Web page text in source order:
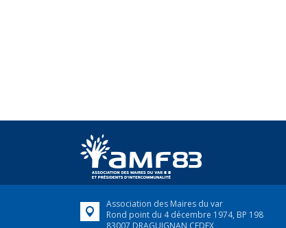
Association des Maires du var
Rond point du 4 décembre 1974, BP 198
83007 DRAGUIGNAN CEDEX